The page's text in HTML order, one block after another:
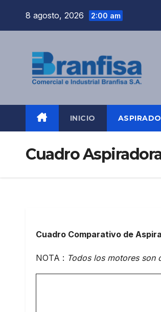
8 agosto, 2026 2:00 am
INICIO
Cuadro
Cuadro Comparativo de
NOTA : Todos los motores son